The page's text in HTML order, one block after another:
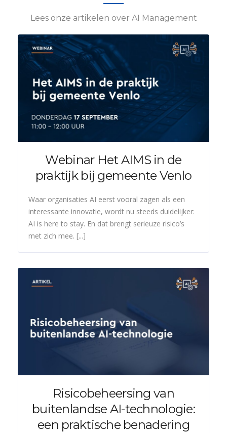
Lees onze artikelen over AI Management
Webinar Het AIMS in de
praktijk bij gemeente Venlo
Waar organisaties AI eerst vooral zagen als een
interessante innovatie, wordt nu steeds duidelijker:
AI is here to stay. En dat brengt serieuze risico’s
met zich mee. [...]
Risicobeheersing van
buitenlandse AI-technologie:
een praktische benadering